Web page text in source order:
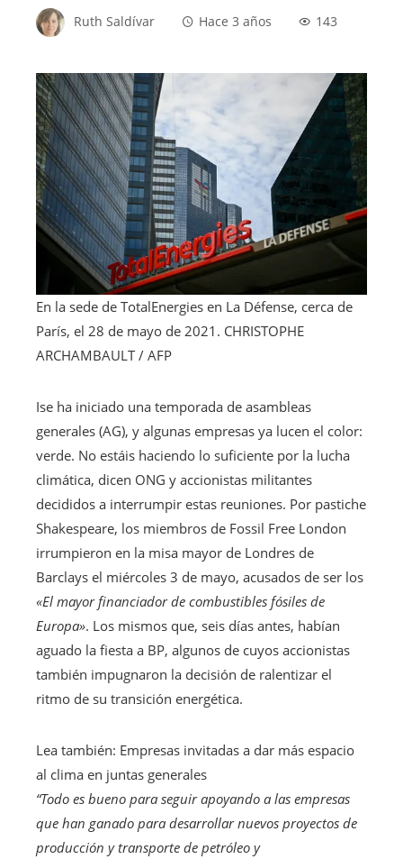
Ruth Saldívar Hace 3 años 143
En la sede de TotalEnergies en La Défense, cerca de
París, el 28 de mayo de 2021. CHRISTOPHE
ARCHAMBAULT / AFP
Ise ha iniciado una temporada de asambleas
generales (AG), y algunas empresas ya lucen el color:
verde. No estáis haciendo lo suficiente por la lucha
climática, dicen ONG y accionistas militantes
decididos a interrumpir estas reuniones. Por pastiche
Shakespeare, los miembros de Fossil Free London
irrumpieron en la misa mayor de Londres de
Barclays el miércoles 3 de mayo, acusados ​​de ser los
«El mayor financiador de combustibles fósiles de
Europa». Los mismos que, seis días antes, habían
aguado la fiesta a BP, algunos de cuyos accionistas
también impugnaron la decisión de ralentizar el
ritmo de su transición energética.
Lea también: Artículo
reservado
para
nuestros
suscriptores
Empresas invitadas a dar más espacio
al clima en juntas generales
“Todo es bueno para seguir apoyando a las empresas
que han ganado para desarrollar nuevos proyectos de
producción y transporte de petróleo y